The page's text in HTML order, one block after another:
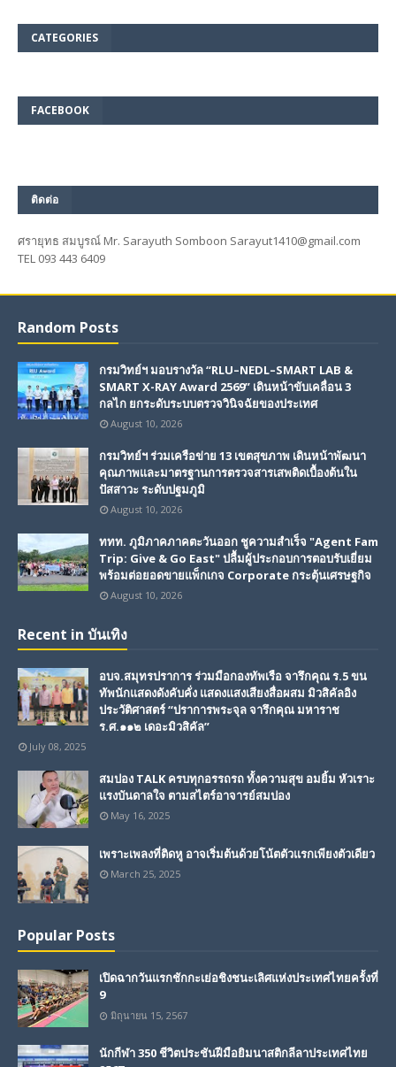
CATEGORIES
FACEBOOK
ติดต่อ
ศรายุทธ สมบูรณ์ Mr. Sarayuth Somboon Sarayut1410@gmail.com
TEL 093 443 6409
Random Posts
กรมวิทย์ฯ มอบรางวัล “RLU–NEDL–SMART LAB &
SMART X-RAY Award 2569” เดินหน้าขับเคลื่อน 3
กลไก ยกระดับระบบตรวจวินิจฉัยของประเทศ
August 10, 2026
กรมวิทย์ฯ ร่วมเครือข่าย 13 เขตสุขภาพ เดินหน้าพัฒนา
คุณภาพและมาตรฐานการตรวจสารเสพติดเบื้องต้นใน
ปัสสาวะ ระดับปฐมภูมิ
August 10, 2026
ททท. ภูมิภาคภาคตะวันออก ชูความสำเร็จ "Agent Fam
Trip: Give & Go East" ปลื้มผู้ประกอบการตอบรับเยี่ยม
พร้อมต่อยอดขายแพ็กเกจ Corporate กระตุ้นเศรษฐกิจ
August 10, 2026
Recent in บันเทิง
อบจ.สมุทรปราการ ร่วมมือกองทัพเรือ จารึกคุณ ร.5 ขน
ทัพนักแสดงดังคับคั่ง แสดงแสงเสียงสื่อผสม มิวสิคัลอิง
ประวัติศาสตร์ “ปราการพระจุล จารึกคุณ มหาราช
ร.ศ.๑๑๒ เดอะมิวสิคัล”
July 08, 2025
สมปอง TALK ครบทุกอรรถรถ ทั้งความสุข อมยิ้ม หัวเราะ
แรงบันดาลใจ ตามสไตร์อาจารย์สมปอง
May 16, 2025
เพราะเพลงที่ติดหู อาจเริ่มต้นด้วยโน้ตตัวแรกเพียงตัวเดียว
March 25, 2025
Popular Posts
เปิดฉากวันแรกชักกะเย่อชิงชนะเลิศแห่งประเทศไทยครั้งที่
9
มิถุนายน 15, 2567
นักกีฬา 350 ชีวิตประชันฝีมือยิมนาสติกลีลาประเทศไทย